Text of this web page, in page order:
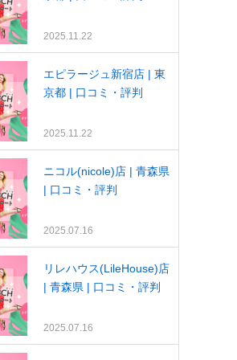
2025.11.22
エピラージュ新宿店 | 東
京都 | 口コミ・評判
2025.11.22
ニコル(nicole)店 | 青森県
| 口コミ・評判
2025.07.16
リレハウス(LileHouse)店
| 青森県 | 口コミ・評判
2025.07.16